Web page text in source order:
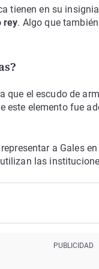
tienen en su
rey. Algo que
que el escudo de
este elemento fue
a Gales
las